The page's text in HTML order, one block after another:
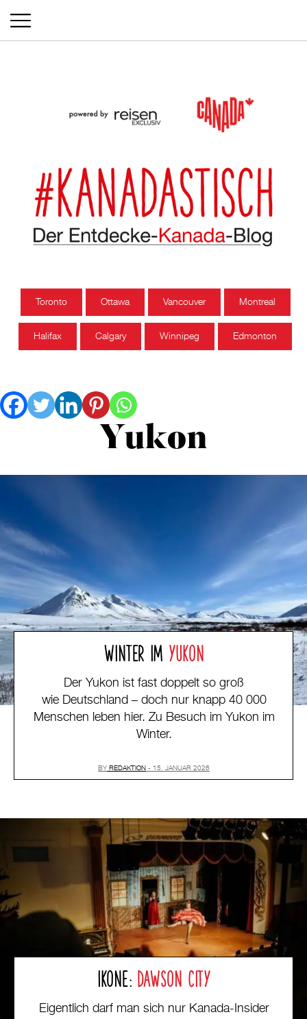
Toronto Ottawa Vancouver Montreal
Halifax Calgary Winnipeg Edmonton
Yukon
WINTER IM YUKON
Der Yukon ist fast doppelt so groß
wie Deutschland – doch nur knapp 40 000
Menschen leben hier. Zu Besuch im Yukon im
Winter.
BY REDAKTION 15. JANUAR 2026
IKONE: DAWSON CITY
Eigentlich darf man sich nur Kanada-Insider